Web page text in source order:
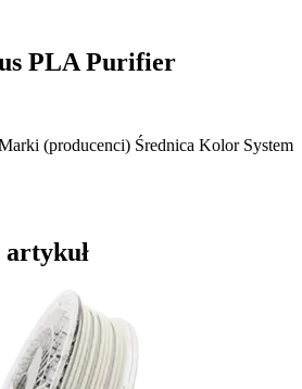
PLA Purifier
(producenci) Średnica Kolor System